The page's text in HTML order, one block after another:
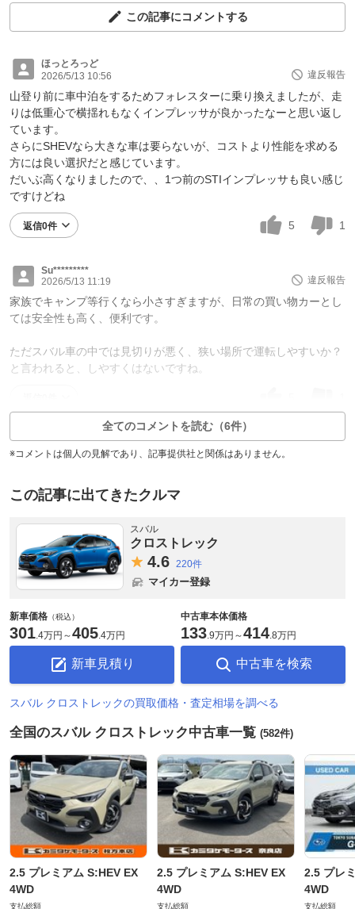
この記事にコメントする
ほっとろっど
2026/5/13 10:56
違反報告
山登り前に車中泊をするためフォレスターに乗り換えましたが、走
りは低重心で横揺れもなくインプレッサが良かったなーと思い返し
ています。
さらにSHEVなら大きな車は要らないが、コストより性能を求める
方には良い選択だと感じています。
だいぶ高くなりましたので、、1つ前のSTIインプレッサも良い感じ
ですけどね
返信0件 5 1
Su*********
2026/5/13 11:19
違反報告
家族でキャンプ等行くなら小さすぎますが、日常の買い物カーとし
ては安全性も高く、便利です。
ただスバル車の中では見切りが悪く、狭い場所で運転しやすいか？
と言われると、しやすくはないですね。
全てのコメントを読む（6件）
※コメントは個人の見解であり、記事提供社と関係はありません。
この記事に出てきたクルマ
スバル
クロストレック
4.6 220件
マイカー登録
新車価格 （税込）
301.4万円 ～405.4万円
新車見積り
中古車本体価格
133.9万円 ～414.8万円
中古車を検索
スバル クロストレックの買取価格・査定相場を調べる
全国のスバル クロストレック中古車一覧 (582件)
2.5 プレミアム S:HEV EX
4WD
支払総額
2.5 プレミアム S:HEV EX
4WD
支払総額
2.5 プレ
4WD
支払総額